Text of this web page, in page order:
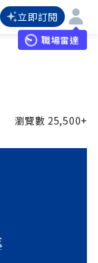
立即訂閱
職場雷達
瀏覽數 25,500+